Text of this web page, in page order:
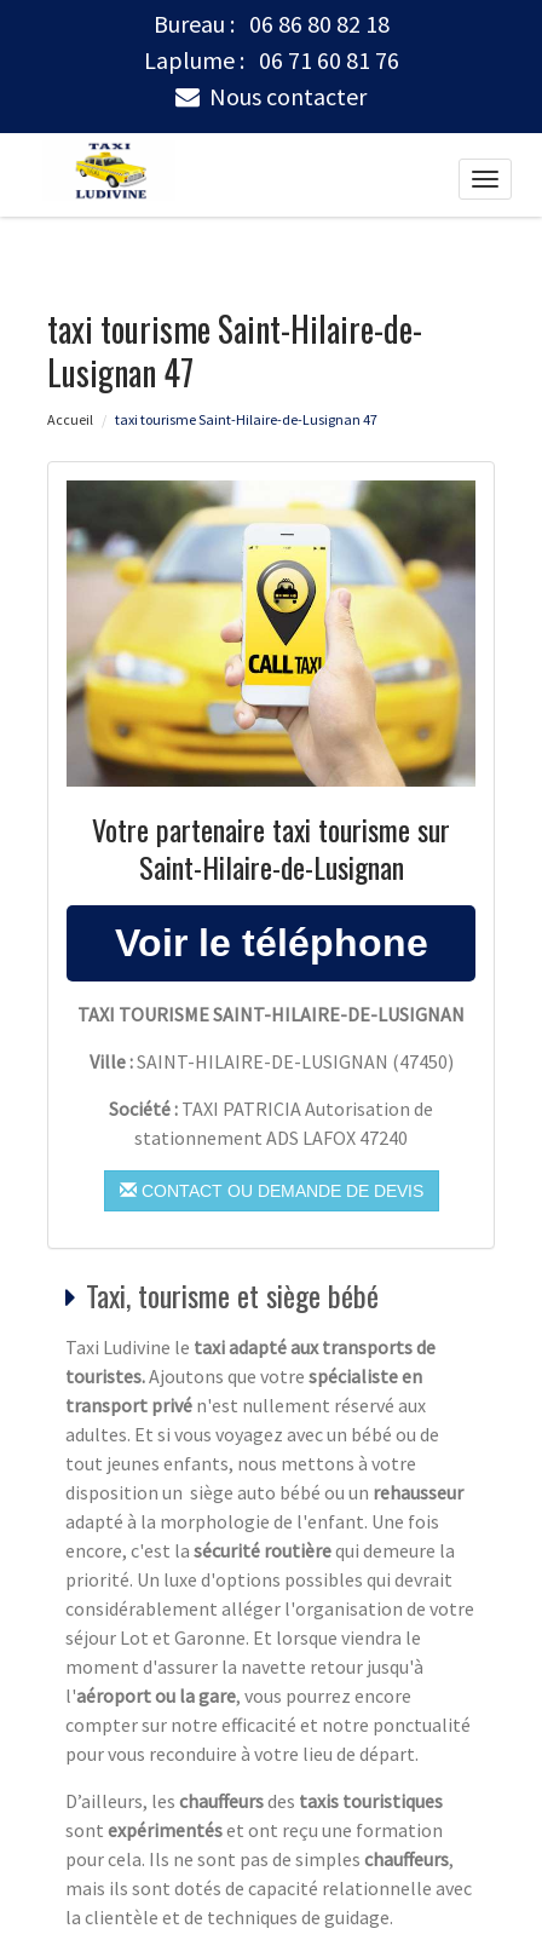
Bureau : 06 86 80 82 18
Laplume : 06 71 60 81 76
Nous contacter
Toggle
taxi tourisme Saint-Hilaire-de-
Lusignan 47
Accueil taxi tourisme Saint-Hilaire-de-Lusignan 47
Votre partenaire taxi tourisme sur
Saint-Hilaire-de-Lusignan
TAXI TOURISME SAINT-HILAIRE-DE-LUSIGNAN
Ville :SAINT-HILAIRE-DE-LUSIGNAN (47450)
Société : TAXI PATRICIA Autorisation de
stationnement ADS LAFOX 47240
CONTACT OU DEMANDE DE DEVIS
Taxi, tourisme et siège bébé
Taxi Ludivine le taxi adapté aux transports de
touristes.Ajoutons que votre spécialiste en
transport privé n'est nullement réservé aux
adultes. Et si vous voyagez avec un bébé ou de
tout jeunes enfants, nous mettons à votre
disposition un siège auto bébé ou un rehausseur
adapté à la morphologie de l'enfant. Une fois
encore, c'est la sécurité routièrequi demeure la
priorité. Un luxe d'options possibles qui devrait
considérablement alléger l'organisation de votre
séjour Lot et Garonne. Et lorsque viendra le
moment d'assurer la navette retour jusqu'à
l'aéroport ou la gare, vous pourrez encore
compter sur notre efficacité et notre ponctualité
pour vous reconduire à votre lieu de départ.
D’ailleurs, les chauffeursdes taxis touristiques
sont expérimentéset ont reçu une formation
pour cela. Ils ne sont pas de simples chauffeurs,
mais ils sont dotés de capacité relationnelle avec
la clientèle et de techniques de guidage.